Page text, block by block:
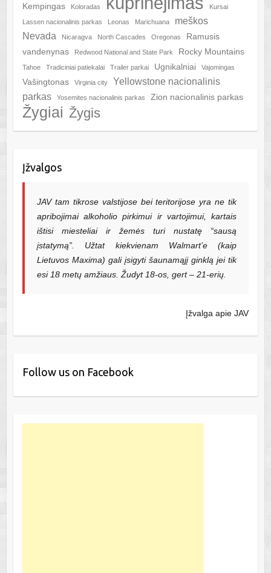
Kempingas Koloradas Kursai
Lassen nacionalinis parkas Leonas Marichuana
meškos
Nevada
Nicaragva North Cascades Oregonas
Ramusis
vandenynas
Redwood National and State Park Rocky Mountains
Tahoe Tradiciniai patiekalai Trailer parkai Ugnikalniai Vajomingas
Vašingtonas Virginia city
Yellowstone nacionalinis
parkas
Yosemites nacionalinis parkas Zion nacionalinis parkas
Žygiai Žygis
Įžvalgos
JAV tam tikrose valstijose bei teritorijose yra ne tik
apribojimai alkoholio pirkimui ir vartojimui, kartais
ištisi miesteliai ir žemės turi nustatę “sausą
įstatymą”. Užtat kiekvienam Walmart’e (kaip
Lietuvos Maxima) gali įsigyti šaunamąjį ginklą jei tik
esi 18 metų amžiaus. Žudyt 18-os, gert – 21-erių.
Įžvalga apie JAV
Follow us on Facebook